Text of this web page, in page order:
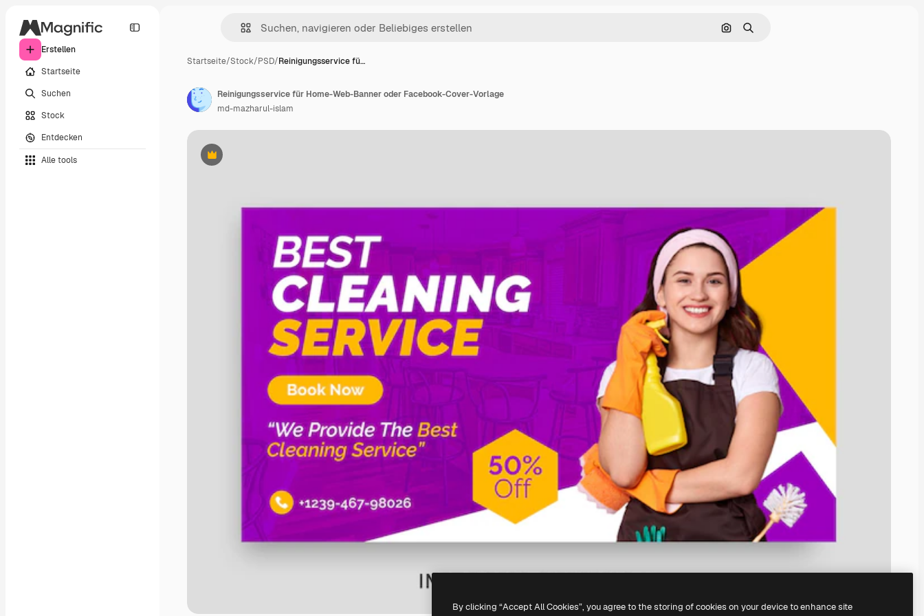
Erstellen
Startseite
Suchen
Stock
Entdecken
Alle tools
Nach Bild suchen
Suchen
Startseite/Stock/PSD/Reinigungsservice fü…
Premium
Reinigungsservice für Home-Web-Banner oder Facebook-Cover-Vorlage
md-mazharul-islam
By clicking “Accept All Cookies”, you agree to the storing of cookies on your device to enhance site